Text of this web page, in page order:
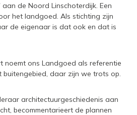
de Noord Linschoterdijk. Een
het landgoed. Als stichting zijn
de eigenaar is dat ook en dat is
noemt ons Landgoed als referentie
buitengebied, daar zijn we trots op.
architectuurgeschiedenis aan
becommentarieert de plannen